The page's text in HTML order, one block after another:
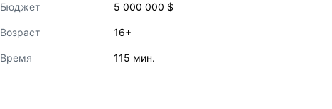
Бюджет 5 000 000 $
Возраст 16+
Время 115 мин.